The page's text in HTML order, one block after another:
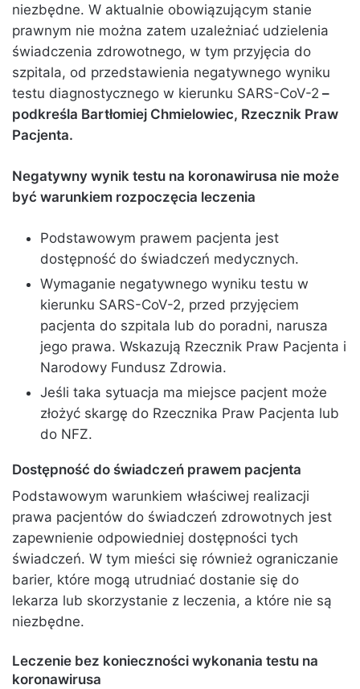
niezbędne. W aktualnie obowiązującym stanie
prawnym nie można zatem uzależniać udzielenia
świadczenia zdrowotnego, w tym przyjęcia do
szpitala, od przedstawienia negatywnego wyniku
testu diagnostycznego w kierunku SARS-CoV-2 –
podkreśla Bartłomiej Chmielowiec, Rzecznik Praw
Pacjenta.
Negatywny wynik testu na koronawirusa nie może
być warunkiem rozpoczęcia leczenia
Podstawowym prawem pacjenta jest
dostępność do świadczeń medycznych.
Wymaganie negatywnego wyniku testu w
kierunku SARS-CoV-2, przed przyjęciem
pacjenta do szpitala lub do poradni, narusza
jego prawa. Wskazują Rzecznik Praw Pacjenta i
Narodowy Fundusz Zdrowia.
Jeśli taka sytuacja ma miejsce pacjent może
złożyć skargę do Rzecznika Praw Pacjenta lub
do NFZ.
Dostępność do świadczeń prawem pacjenta
Podstawowym warunkiem właściwej realizacji
prawa pacjentów do świadczeń zdrowotnych jest
zapewnienie odpowiedniej dostępności tych
świadczeń. W tym mieści się również ograniczanie
barier, które mogą utrudniać dostanie się do
lekarza lub skorzystanie z leczenia, a które nie są
niezbędne.
Leczenie bez konieczności wykonania testu na
koronawirusa